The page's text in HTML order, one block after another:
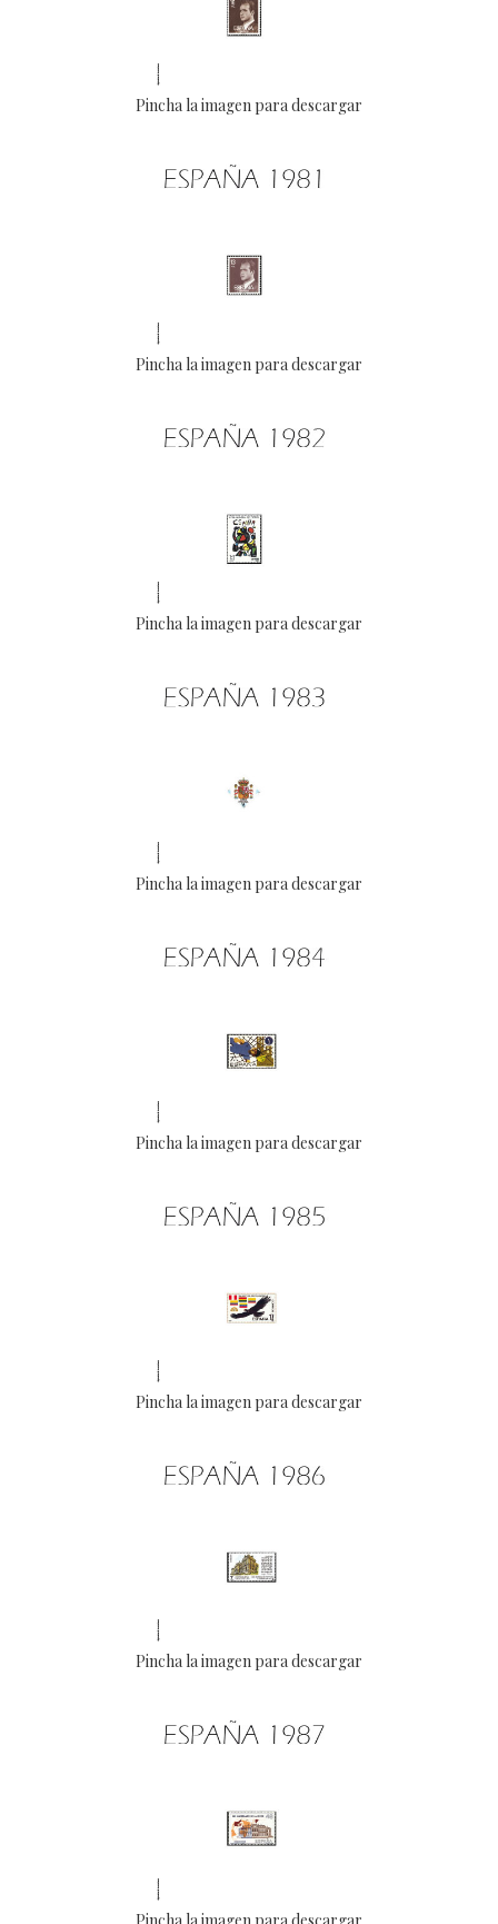
Pincha la imagen para descargar
Pincha la imagen para descargar
Pincha la imagen para descargar
Pincha la imagen para descargar
Pincha la imagen para descargar
Pincha la imagen para descargar
Pincha la imagen para descargar